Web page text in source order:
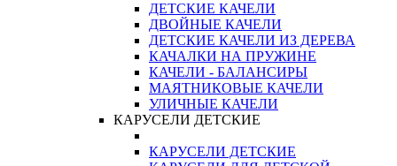
ДЕТСКИЕ КАЧЕЛИ
ДВОЙНЫЕ КАЧЕЛИ
ДЕТСКИЕ КАЧЕЛИ ИЗ ДЕРЕВА
КАЧАЛКИ НА ПРУЖИНЕ
КАЧЕЛИ - БАЛАНСИРЫ
МАЯТНИКОВЫЕ КАЧЕЛИ
УЛИЧНЫЕ КАЧЕЛИ
КАРУСЕЛИ ДЕТСКИЕ
КАРУСЕЛИ ДЕТСКИЕ